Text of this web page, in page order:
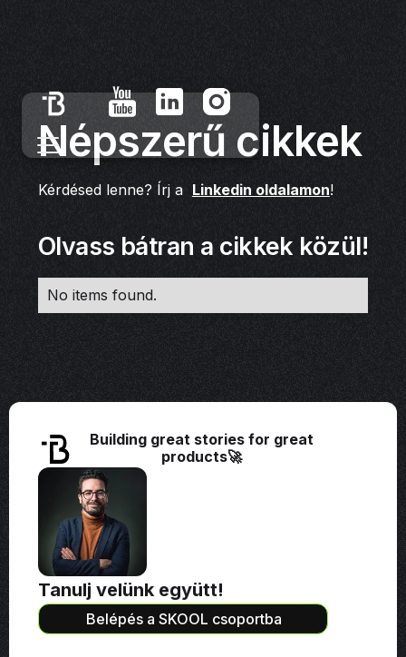
Népszerű cikkek
Kérdésed lenne? Írj a Linkedin oldalamon!
Olvass bátran a cikkek közül!
No items found.
Building great stories for great
products🚀
Tanulj velünk együtt!
Belépés a SKOOL csoportba